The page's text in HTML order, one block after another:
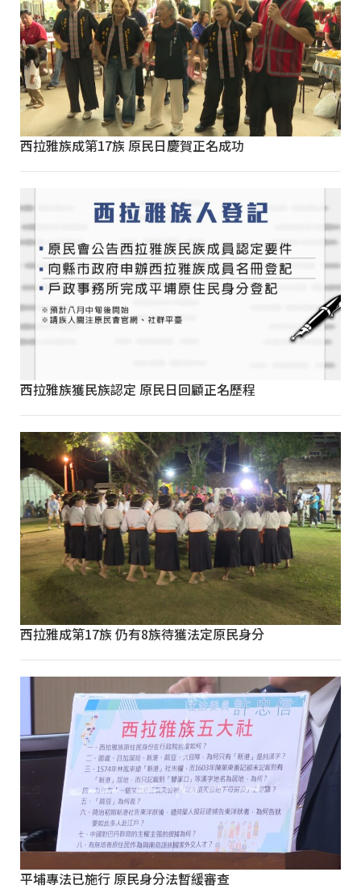
西拉雅族成第17族 原民日慶賀正名成功
西拉雅族獲民族認定 原民日回顧正名歷程
西拉雅成第17族 仍有8族待獲法定原民身分
平埔專法已施行 原民身分法暫緩審查